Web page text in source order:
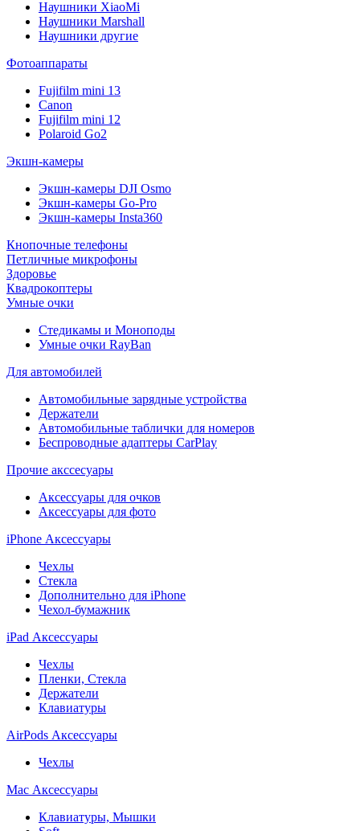
Наушники XiaoMi
Наушники Marshall
Наушники другие
Фотоаппараты
Fujifilm mini 13
Canon
Fujifilm mini 12
Polaroid Go2
Экшн-камеры
Экшн-камеры DJI Osmo
Экшн-камеры Go-Pro
Экшн-камеры Insta360
Кнопочные телефоны
Петличные микрофоны
Здоровье
Квадрокоптеры
Умные очки
Стедикамы и Моноподы
Умные очки RayBan
Для автомобилей
Автомобильные зарядные устройства
Держатели
Автомобильные таблички для номеров
Беспроводные адаптеры CarPlay
Прочие акссесуары
Аксессуары для очков
Аксессуары для фото
iPhone Аксессуары
Чехлы
Стекла
Дополнительно для iPhone
Чехол-бумажник
iPad Аксессуары
Чехлы
Пленки, Стекла
Держатели
Клавиатуры
AirPods Аксессуары
Чехлы
Mac Аксессуары
Клавиатуры, Мышки